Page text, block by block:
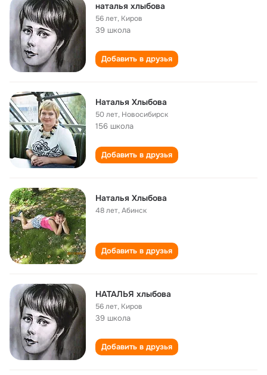
наталья хлыбова
56 лет, Киров
39 школа
Добавить в друзья
Наталья Хлыбова
50 лет, Новосибирск
156 школа
Добавить в друзья
Наталья Хлыбова
48 лет,Абинск
Добавить в друзья
НАТАЛЬЯ хлыбова
56 лет, Киров
39 школа
Добавить в друзья